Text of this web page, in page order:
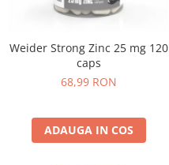
Vitamine bărbați / femei
Îngrijire personală
Insulated
Kevin Levrone
Muscle Meds
Muscle Pharm
Weider Strong Zinc 25 mg 120
caps
68,99 RON
ADAUGA IN COS